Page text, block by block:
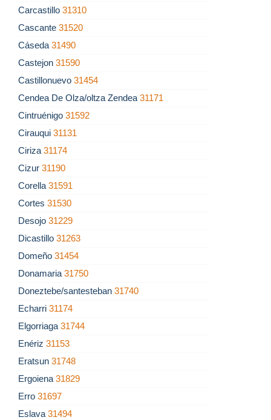
Carcastillo 31310
Cascante 31520
Cáseda 31490
Castejon 31590
Castillonuevo 31454
Cendea De Olza/oltza Zendea 31171
Cintruénigo 31592
Cirauqui 31131
Ciriza 31174
Cizur 31190
Corella 31591
Cortes 31530
Desojo 31229
Dicastillo 31263
Domeño 31454
Donamaria 31750
Doneztebe/santesteban 31740
Echarri 31174
Elgorriaga 31744
Enériz 31153
Eratsun 31748
Ergoiena 31829
Erro 31697
Eslava 31494